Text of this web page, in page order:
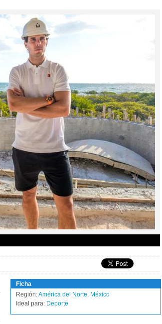
Ficha
Región:América del Norte, México
Ideal para: Deporte